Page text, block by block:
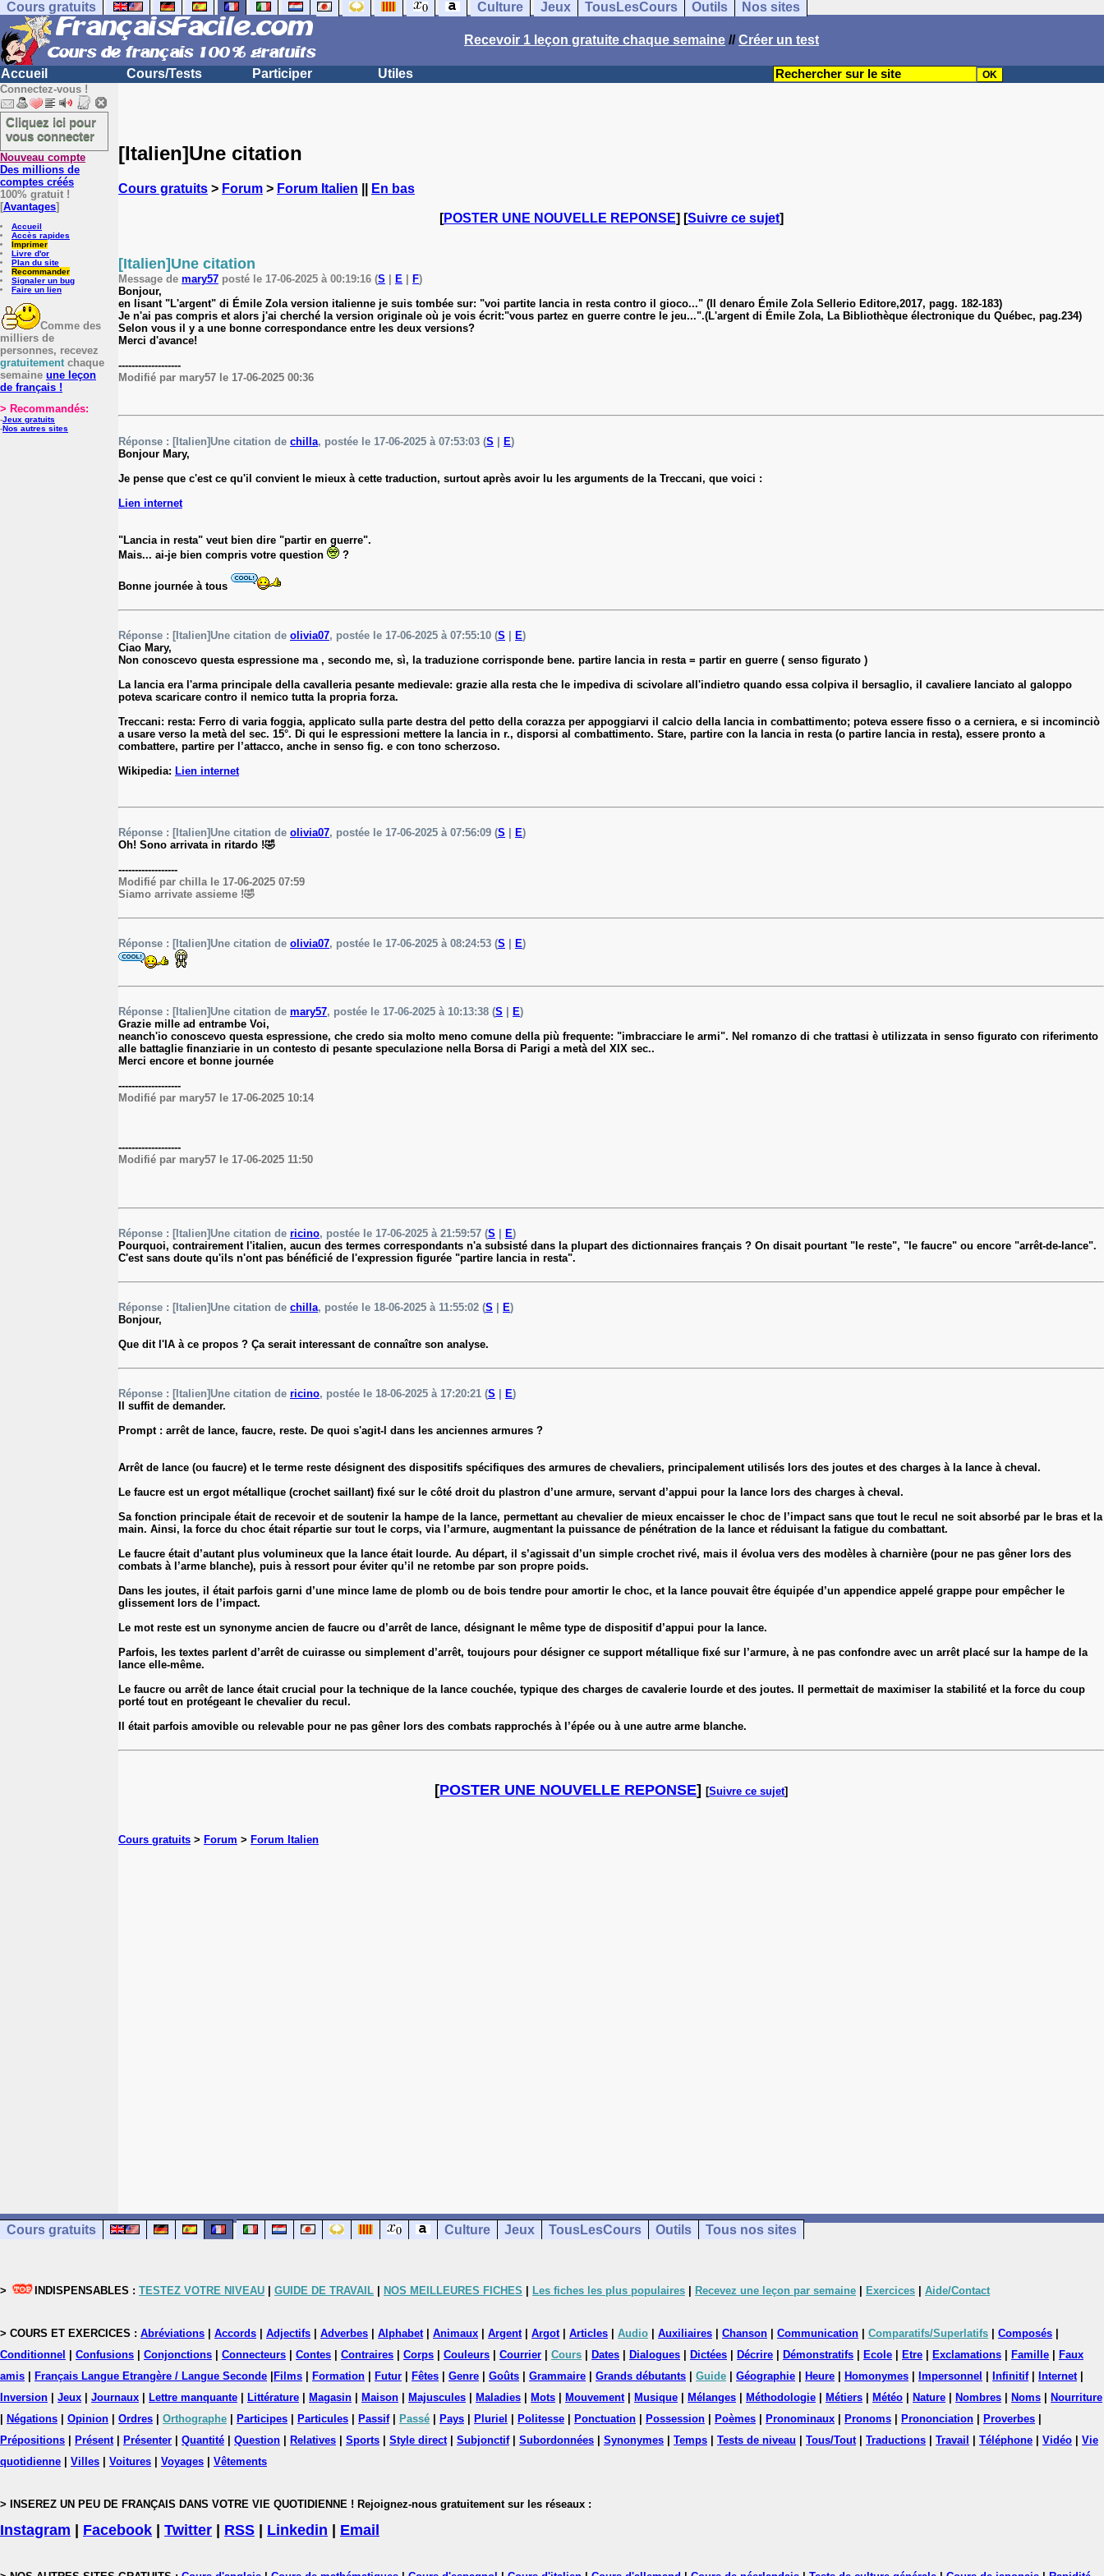
Cours gratuits Culture Jeux TousLesCours Outils Nos sites
Recevoir 1 leçon gratuite chaque semaine //Créer un test
Accueil Cours/Tests Participer Utiles
Connectez-vous !
Cliquez ici pour
vous connecter
Nouveau compte
Des millions de
comptes créés
100% gratuit !
[Avantages]
Accueil
Accès rapides
Imprimer
Livre d'or
Plan du site
Recommander
Signaler un bug
Faire un lien
Comme des
milliers de
personnes, recevez
gratuitementchaque
semaine une leçon
de français !
> Recommandés:
-Jeux gratuits
-Nos autres sites
[Italien]Une citation
Cours gratuits > Forum > Forum Italien En bas
[POSTER UNE NOUVELLE REPONSE] [Suivre ce sujet]
[Italien]Une citation
Message de mary57 posté le 17-06-2025 à 00:19:16 (S E F)
Bonjour,
en lisant "L'argent" di Émile Zola version italienne je suis tombée sur: "voi partite lancia in resta contro il gioco..." (Il denaro Émile Zola Sellerio Editore,2017, pagg. 182-183)
Je n'ai pas compris et alors j'ai cherché la version originale où je vois écrit:"vous partez en guerre contre le jeu...".(L'argent di Émile Zola, La Bibliothèque électronique du Québec, pag.234)
Selon vous il y a une bonne correspondance entre les deux versions?
Merci d'avance!
-------------------
Modifié par mary57 le 17-06-2025 00:36
Réponse : [Italien]Une citation de chilla, postée le 17-06-2025 à 07:53:03 (S E)
Bonjour Mary,
Je pense que c'est ce qu'il convient le mieux à cette traduction, surtout après avoir lu les arguments de la Treccani, que voici :
Lien internet
"Lancia in resta" veut bien dire "partir en guerre".
Mais... ai-je bien compris votre question
?
Bonne journée à tous
Réponse : [Italien]Une citation de olivia07, postée le 17-06-2025 à 07:55:10 (S E)
Ciao Mary,
Non conoscevo questa espressione ma , secondo me, sì, la traduzione corrisponde bene. partire lancia in resta = partir en guerre ( senso figurato )
La lancia era l'arma principale della cavalleria pesante medievale: grazie alla resta che le impediva di scivolare all'indietro quando essa colpiva il bersaglio, il cavaliere lanciato al galoppo
poteva scaricare contro il nemico tutta la propria forza.
Treccani: resta: Ferro di varia foggia, applicato sulla parte destra del petto della corazza per appoggiarvi il calcio della lancia in combattimento; poteva essere fisso o a cerniera, e si incominciò
a usare verso la metà del sec. 15°. Di qui le espressioni mettere la lancia in r., disporsi al combattimento. Stare, partire con la lancia in resta (o partire lancia in resta), essere pronto a
combattere, partire per l’attacco, anche in senso fig. e con tono scherzoso.
Wikipedia: Lien internet
Réponse : [Italien]Une citation de olivia07, postée le 17-06-2025 à 07:56:09 (S E)
Oh! Sono arrivata in ritardo !🤣
------------------
Modifié par chilla le 17-06-2025 07:59
Siamo arrivate assieme !🤣
Réponse : [Italien]Une citation de olivia07, postée le 17-06-2025 à 08:24:53 (S E)
Réponse : [Italien]Une citation de mary57, postée le 17-06-2025 à 10:13:38 (S E)
Grazie mille ad entrambe Voi,
neanch'io conoscevo questa espressione, che credo sia molto meno comune della più frequente: "imbracciare le armi". Nel romanzo di che trattasi è utilizzata in senso figurato con riferimento
alle battaglie finanziarie in un contesto di pesante speculazione nella Borsa di Parigi a metà del XIX sec..
Merci encore et bonne journée
-------------------
Modifié par mary57 le 17-06-2025 10:14
-------------------
Modifié par mary57 le 17-06-2025 11:50
Réponse : [Italien]Une citation de ricino, postée le 17-06-2025 à 21:59:57 (S E)
Pourquoi, contrairement l'italien, aucun des termes correspondants n'a subsisté dans la plupart des dictionnaires français ? On disait pourtant "le reste", "le faucre" ou encore "arrêt-de-lance".
C'est sans doute qu'ils n'ont pas bénéficié de l'expression figurée "partire lancia in resta".
Réponse : [Italien]Une citation de chilla, postée le 18-06-2025 à 11:55:02 (S E)
Bonjour,
Que dit l'IA à ce propos ? Ça serait interessant de connaître son analyse.
Réponse : [Italien]Une citation de ricino, postée le 18-06-2025 à 17:20:21 (S E)
Il suffit de demander.
Prompt : arrêt de lance, faucre, reste. De quoi s'agit-l dans les anciennes armures ?
Arrêt de lance (ou faucre) et le terme reste désignent des dispositifs spécifiques des armures de chevaliers, principalement utilisés lors des joutes et des charges à la lance à cheval.
Le faucre est un ergot métallique (crochet saillant) fixé sur le côté droit du plastron d’une armure, servant d’appui pour la lance lors des charges à cheval.
Sa fonction principale était de recevoir et de soutenir la hampe de la lance, permettant au chevalier de mieux encaisser le choc de l’impact sans que tout le recul ne soit absorbé par le bras et la
main. Ainsi, la force du choc était répartie sur tout le corps, via l’armure, augmentant la puissance de pénétration de la lance et réduisant la fatigue du combattant.
Le faucre était d’autant plus volumineux que la lance était lourde. Au départ, il s’agissait d’un simple crochet rivé, mais il évolua vers des modèles à charnière (pour ne pas gêner lors des
combats à l’arme blanche), puis à ressort pour éviter qu’il ne retombe par son propre poids.
Dans les joutes, il était parfois garni d’une mince lame de plomb ou de bois tendre pour amortir le choc, et la lance pouvait être équipée d’un appendice appelé grappe pour empêcher le
glissement lors de l’impact.
Le mot reste est un synonyme ancien de faucre ou d’arrêt de lance, désignant le même type de dispositif d’appui pour la lance.
Parfois, les textes parlent d’arrêt de cuirasse ou simplement d’arrêt, toujours pour désigner ce support métallique fixé sur l’armure, à ne pas confondre avec un arrêt placé sur la hampe de la
lance elle-même.
Le faucre ou arrêt de lance était crucial pour la technique de la lance couchée, typique des charges de cavalerie lourde et des joutes. Il permettait de maximiser la stabilité et la force du coup
porté tout en protégeant le chevalier du recul.
Il était parfois amovible ou relevable pour ne pas gêner lors des combats rapprochés à l’épée ou à une autre arme blanche.
[POSTER UNE NOUVELLE REPONSE] [Suivre ce sujet]
Cours gratuits > Forum > Forum Italien
Cours gratuits Culture Jeux TousLesCours Outils Tous nos sites
> INDISPENSABLES : TESTEZ VOTRE NIVEAU GUIDE DE TRAVAIL NOS MEILLEURES FICHES Les fiches les plus populaires Recevez une leçon par semaine Exercices Aide/Contact
> COURS ET EXERCICES : Abréviations Accords Adjectifs Adverbes Alphabet| Animaux Argent| Argot| Articles Audio Auxiliaires Chanson Communication Comparatifs/Superlatifs Composés
Conditionnel
Confusions Conjonctions Connecteurs Contes Contraires Corps Couleurs Courrier Cours Dates Dialogues Dictées Décrire Démonstratifs Ecole Etre Exclamations Famille
Faux
amis
Français Langue Etrangère / Langue Seconde Films Formation Futur Fêtes Genre Goûts Grammaire Grands débutants Guide Géographie Heure Homonymes Impersonnel Infinitif| Internet|
Inversion
Jeux Journaux Lettre manquante Littérature Magasin Maison Majuscules Maladies Mots Mouvement| Musique Mélanges Méthodologie Métiers Météo Nature Nombres Noms
Nourriture
Négations Opinion Ordres Orthographe Participes Particules Passif| Passé Pays Pluriel Politesse Ponctuation Possession Poèmes Pronominaux Pronoms Prononciation Proverbes
Prépositions
Présent| Présenter Quantité Question Relatives Sports Style direct| Subjonctif| Subordonnées Synonymes Temps Tests de niveau Tous/Tout| Traductions Travail Téléphone Vidéo
Vie
quotidienne
Villes Voitures Voyages Vêtements
> INSEREZ UN PEU DE FRANÇAIS DANS VOTRE VIE QUOTIDIENNE ! Rejoignez-nous gratuitement sur les réseaux :
Instagram Facebook Twitter RSS Linkedin Email